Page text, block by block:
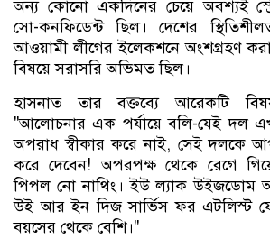
অন্য কোনো একদিনের চেয়ে অবশ্যই
সো-কনফিডেন্ট ছিল। দেশের
আওয়ামী লীগের ইলেকশনে অংশগ্রহণ
বিষয়ে সরাসরি অভিমত ছিল।
হাসনাত তার বক্তব্যে আরেকটি
"আলোচনার এক পর্যায়ে বলি-যেই দল
অপরাধ স্বীকার করে নাই, সেই দলকে
করে দেবেন! অপরপক্ষ থেকে রেগে
পিপল নো নাথিং। ইউ ল্যাক উইজডোম
উই আর ইন দিজ সার্ভিস ফর এটলিস্ট
বয়সের থেকে বেশি।"